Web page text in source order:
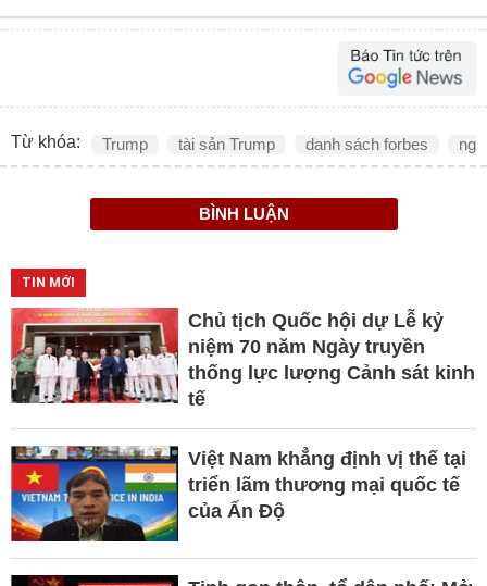
Từ khóa: Trump tài sản Trump danh sách forbes
BÌNH LUẬN
TIN MỚI
Chủ tịch Quốc hội dự Lễ kỷ
niệm 70 năm Ngày truyền
thống lực lượng Cảnh sát kinh
tế
Việt Nam khẳng định vị thế tại
triển lãm thương mại quốc tế
của Ấn Độ